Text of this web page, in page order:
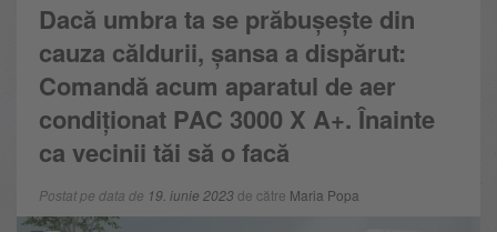
Dacă umbra ta se prăbușește din
cauza căldurii, șansa a dispărut:
Comandă acum aparatul de aer
condiționat PAC 3000 X A+. Înainte
ca vecinii tăi să o facă
Postat pe data de 19. iunie 2023de către Maria Popa